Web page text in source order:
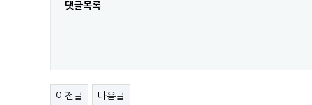
댓글목록
이전글 다음글